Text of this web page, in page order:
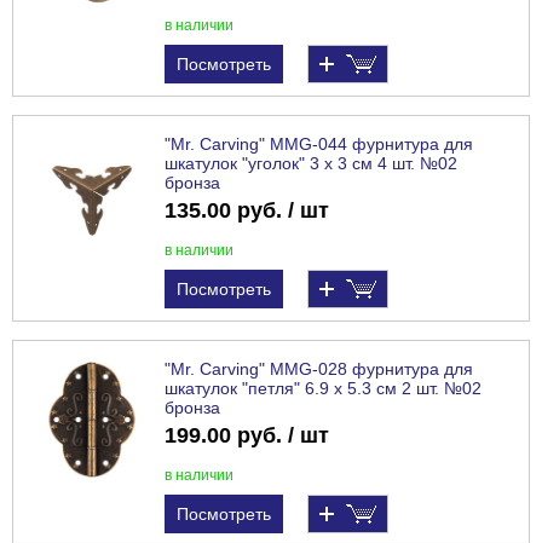
в наличии
Посмотреть
"Mr. Carving" MMG-044 фурнитура для
шкатулок "уголок" 3 x 3 см 4 шт. №02
бронза
135.00 руб. / шт
в наличии
Посмотреть
"Mr. Carving" MMG-028 фурнитура для
шкатулок "петля" 6.9 x 5.3 см 2 шт. №02
бронза
199.00 руб. / шт
в наличии
Посмотреть